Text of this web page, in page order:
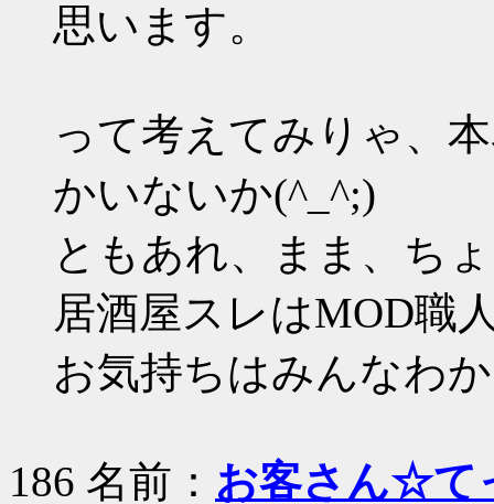
思います。
って考えてみりゃ、
かいないか(^_^;)
ともあれ、まま、ち
居酒屋スレはMOD職
お気持ちはみんなわ
186 名前： お客さん☆て